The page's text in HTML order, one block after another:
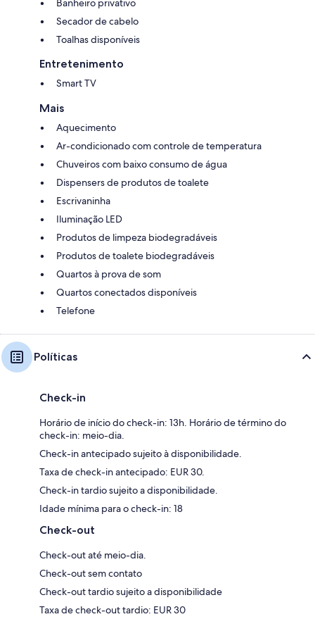
Banheiro privativo
Secador de cabelo
Toalhas disponíveis
Entretenimento
Smart TV
Mais
Aquecimento
Ar-condicionado com controle de temperatura
Chuveiros com baixo consumo de água
Dispensers de produtos de toalete
Escrivaninha
Iluminação LED
Produtos de limpeza biodegradáveis
Produtos de toalete biodegradáveis
Quartos à prova de som
Quartos conectados disponíveis
Telefone
Políticas
Check-in
Horário de início do check-in: 13h. Horário de término do
check-in: meio-dia.
Check-in antecipado sujeito à disponibilidade.
Taxa de check-in antecipado: EUR 30.
Check-in tardio sujeito a disponibilidade.
Idade mínima para o check-in: 18
Check-out
Check-out até meio-dia.
Check-out sem contato
Check-out tardio sujeito a disponibilidade
Taxa de check-out tardio: EUR 30